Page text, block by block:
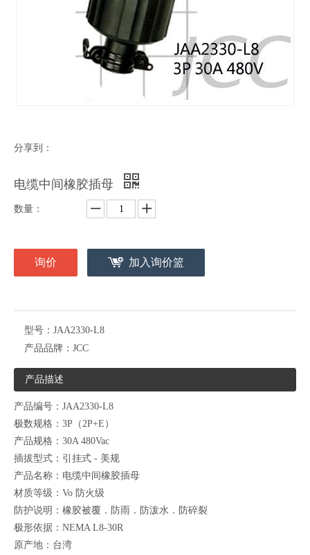
分享到：
电缆中间橡胶插母
数量：
询价 加入询价篮
型号： JAA2330-L8
产品品牌： JCC
产品描述
产品编号：JAA2330-L8
极数规格：3P（2P+E）
产品规格：30A 480Vac
插拔型式：引挂式 - 美规
产品名称：电缆中间橡胶插母
材质等级：Vo 防火级
防护说明：橡胶被覆．防雨．防泼水．防碎裂
极形依据：NEMA L8-30R
原产地：台湾